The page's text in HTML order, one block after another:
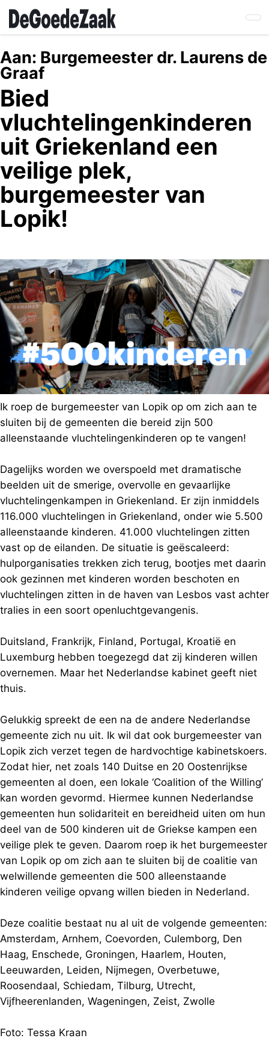
Skip
main
content
Aan: Burgemeester dr. Laurens de
Graaf
Bied
vluchtelingenkinderen
uit Griekenland een
veilige plek,
burgemeester van
Lopik!
Ik roep de burgemeester van Lopik op om zich aan te
sluiten bij de gemeenten die bereid zijn 500
alleenstaande vluchtelingenkinderen op te vangen!
Dagelijks worden we overspoeld met dramatische
beelden uit de smerige, overvolle en gevaarlijke
vluchtelingenkampen in Griekenland. Er zijn inmiddels
116.000 vluchtelingen in Griekenland, onder wie 5.500
alleenstaande kinderen. 41.000 vluchtelingen zitten
vast op de eilanden. De situatie is geëscaleerd:
hulporganisaties trekken zich terug, bootjes met daarin
ook gezinnen met kinderen worden beschoten en
vluchtelingen zitten in de haven van Lesbos vast achter
tralies in een soort openluchtgevangenis.
Duitsland, Frankrijk, Finland, Portugal, Kroatië en
Luxemburg hebben toegezegd dat zij kinderen willen
overnemen. Maar het Nederlandse kabinet geeft niet
thuis.
Gelukkig spreekt de een na de andere Nederlandse
gemeente zich nu uit. Ik wil dat ook burgemeester van
Lopik zich verzet tegen de hardvochtige kabinetskoers.
Zodat hier, net zoals 140 Duitse en 20 Oostenrijkse
gemeenten al doen, een lokale ‘Coalition of the Willing’
kan worden gevormd. Hiermee kunnen Nederlandse
gemeenten hun solidariteit en bereidheid uiten om hun
deel van de 500 kinderen uit de Griekse kampen een
veilige plek te geven. Daarom roep ik het burgemeester
van Lopik op om zich aan te sluiten bij de coalitie van
welwillende gemeenten die 500 alleenstaande
kinderen veilige opvang willen bieden in Nederland.
Deze coalitie bestaat nu al uit de volgende gemeenten:
Amsterdam, Arnhem, Coevorden, Culemborg, Den
Haag, Enschede, Groningen, Haarlem, Houten,
Leeuwarden, Leiden, Nijmegen, Overbetuwe,
Roosendaal, Schiedam, Tilburg, Utrecht,
Vijfheerenlanden, Wageningen, Zeist, Zwolle
Foto: Tessa Kraan